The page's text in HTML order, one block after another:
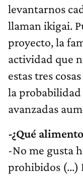
levantarnos
llaman ikigai.
proyecto, la
actividad que
estas tres
la probabilidad
avanzadas
-¿Qué
-No me gusta
prohibidos (...)